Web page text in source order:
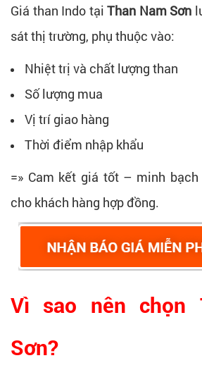
Giá than Indo tại Than Nam Sơn
sát thị trường, phụ thuộc vào:
Nhiệt trị và chất lượng than
Số lượng mua
Vị trí giao hàng
Thời điểm nhập khẩu
=» Cam kết giá tốt – minh
cho khách hàng hợp đồng.
Vì sao nên chọn
Sơn?